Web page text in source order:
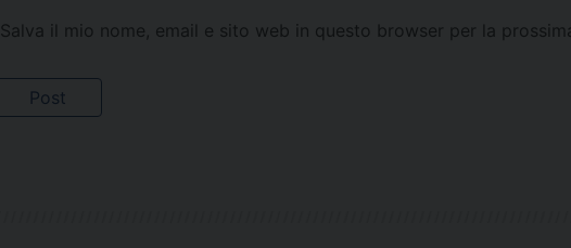
Salva il mio nome, email e sito web in questo browser per la